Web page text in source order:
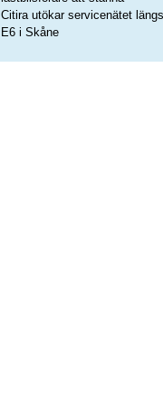
Citira utökar servicenätet längs
E6 i Skåne